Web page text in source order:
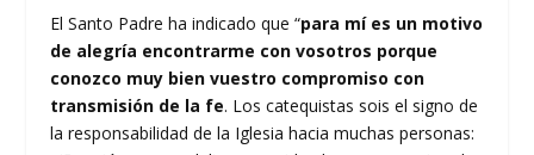
El Santo Padre ha indicado que “para mí es un motivo
de alegría encontrarme con vosotros porque
conozco muy bien vuestro compromiso con
transmisión de la fe. Los catequistas sois el signo de
la responsabilidad de la Iglesia hacia muchas personas: